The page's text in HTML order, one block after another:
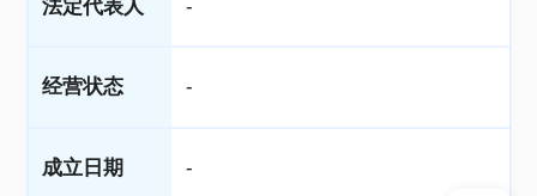
法定代表人 -
经营状态 -
成立日期 -